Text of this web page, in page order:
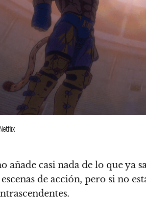
añade casi nada de lo que ya
de acción, pero si no